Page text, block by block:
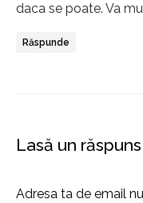
daca se poate. Va
Răspunde
Lasă un răspuns
Adresa ta de email